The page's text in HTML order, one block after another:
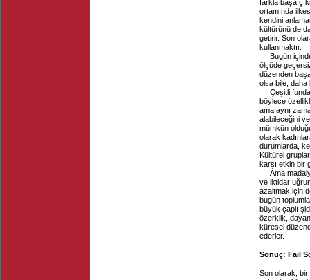
farkla başa
ortamında
kendini
kültürünü de
getirir. Son
kullanmaktır.
Bugün
ölçüde
düzenden
olsa bile, daha
Çeşitli
böylece
ama aynı
alabileceğini
mümkün
olarak
durumlarda,
Kültürel
karşı etkin bir
Ama
ve iktidar
azaltmak için
bugün
büyük çaplı
özerklik,
küresel
ederler.
Sonuç: Fail
Son olarak, bir